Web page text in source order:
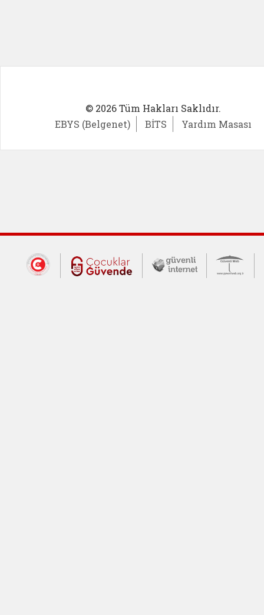
© 2026 Tüm Hakları Saklıdır.
EBYS (Belgenet)
BİTS Yardım Masası
Dış Bağlantılar
Cumhurbaşkanlığı İletişim Merkezi
Çocuklar Güvende (yeni
Güvenli